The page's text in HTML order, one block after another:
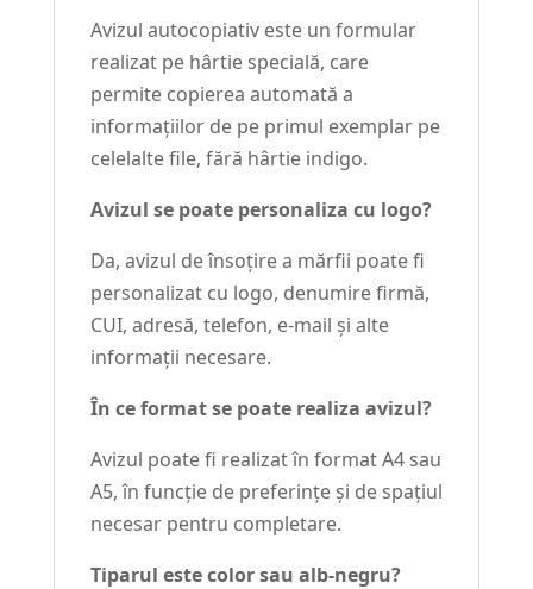
Avizul autocopiativ este un formular
realizat pe hârtie specială, care
permite copierea automată a
informațiilor de pe primul exemplar pe
celelalte file, fără hârtie indigo.
Avizul se poate personaliza cu logo?
Da, avizul de însoțire a mărfii poate fi
personalizat cu logo, denumire firmă,
CUI, adresă, telefon, e-mail și alte
informații necesare.
În ce format se poate realiza avizul?
Avizul poate fi realizat în format A4 sau
A5, în funcție de preferințe și de spațiul
necesar pentru completare.
Tiparul este color sau alb-negru?